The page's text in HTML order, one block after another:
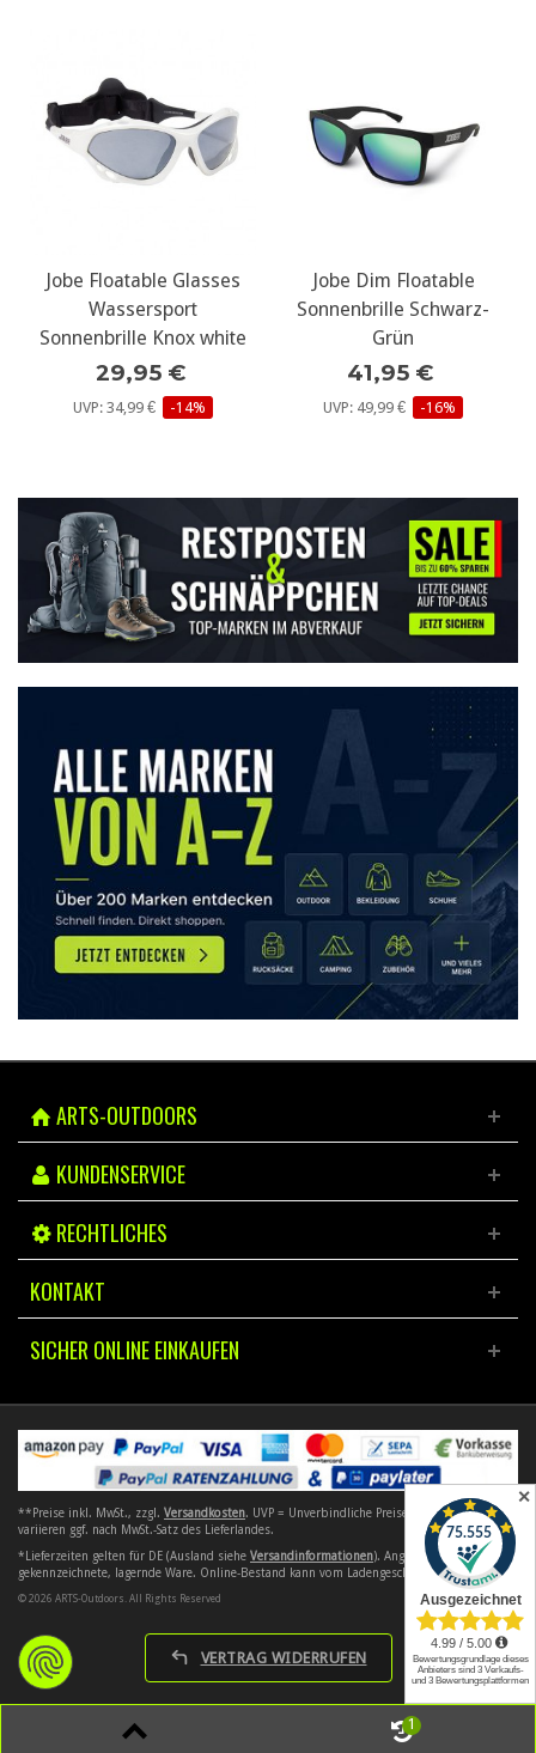
Jobe Floatable Glasses
Wassersport
Sonnenbrille Knox white
29,95 €
UVP: 34,99 € -14%
Jobe Dim Floatable
Sonnenbrille Schwarz-
Grün
41,95 €
UVP: 49,99 € -16%
ARTS-OUTDOORS
KUNDENSERVICE
RECHTLICHES
KONTAKT
SICHER ONLINE EINKAUFEN
VERTRAG WIDERRUFEN
**Preise inkl. MwSt., zzgl. Versandkosten. UVP = Unverbindliche Preisempfehlung. Preise
variieren ggf. nach MwSt.-Satz des Lieferlandes.
*Lieferzeiten gelten für DE (Ausland siehe Versandinformationen). Angebote gelten nur für
gekennzeichnete, lagernde Ware. Online-Bestand kann vom Ladengeschäft abweichen.
© 2026 ARTS-Outdoors. All Rights Reserved
1
✕